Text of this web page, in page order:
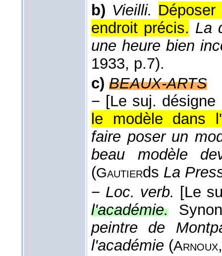
b) Vieilli.
endroit précis. La
une heure bien
1933, p.7).
c) BEAUX-ARTS
− [Le suj. désigne
le modèle dans
faire poser un
beau modèle
(Gautierds La
− Loc. verb. [Le
l'académie.
peintre de
l'académie (Arnoux